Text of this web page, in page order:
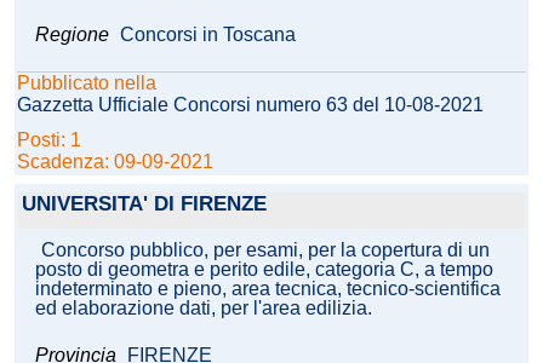
Regione Concorsi in Toscana
Pubblicato nella
Gazzetta Ufficiale Concorsi numero 63 del 10-08-2021
Posti: 1
Scadenza: 09-09-2021
UNIVERSITA' DI FIRENZE
Concorso pubblico, per esami, per la copertura di un
posto di geometra e perito edile, categoria C, a tempo
indeterminato e pieno, area tecnica, tecnico-scientifica
ed elaborazione dati, per l'area edilizia.
Provincia FIRENZE